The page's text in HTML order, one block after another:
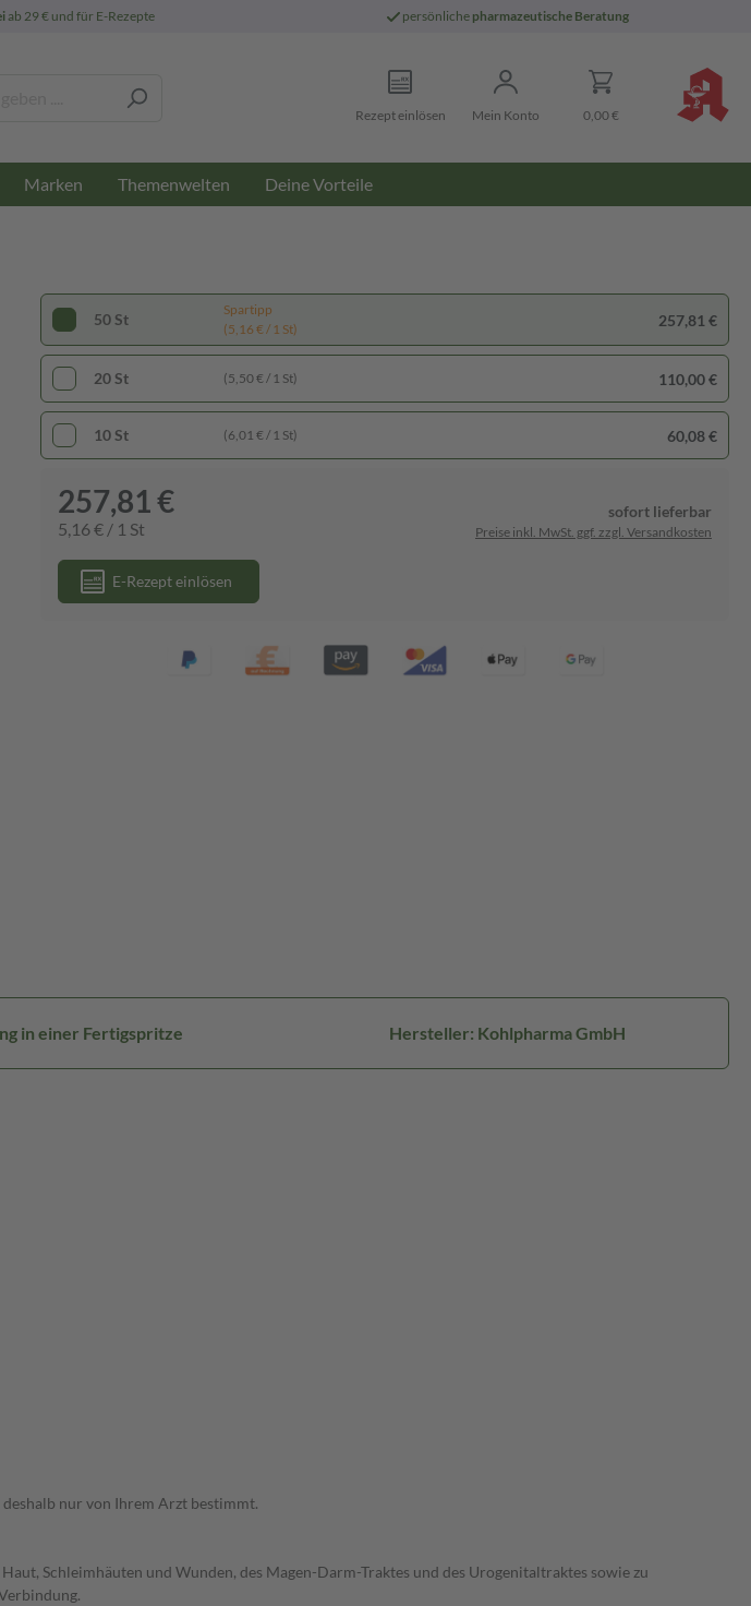
ab 29 € und für E-Rezepte persönliche pharmazeutische Beratung
Rezept einlösen Mein Konto 0,00 €
Marken Themenwelten Deine Vorteile
50 St
Spartipp
(5,16 € / 1 St)
257,81 €
20 St (5,50 € / 1 St) 110,00 €
10 St (6,01 € / 1 St) 60,08 €
257,81 €
5,16 € / 1 St
sofort lieferbar
Preise inkl. MwSt. ggf. zzgl. Versandkosten
E-Rezept einlösen
in einer Fertigspritze Hersteller: Kohlpharma GmbH
nur von Ihrem Arzt bestimmt.
Schleimhäuten und Wunden, des Magen-Darm-Traktes und des Urogenitaltraktes sowie zu